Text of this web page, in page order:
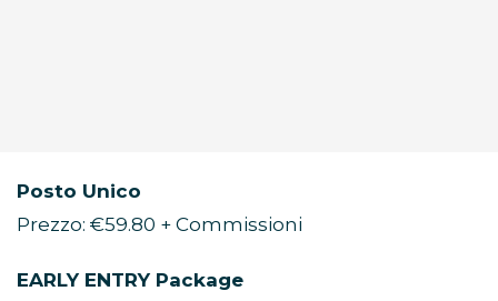
Posto Unico
Prezzo: €59.80 + Commissioni
EARLY ENTRY Package